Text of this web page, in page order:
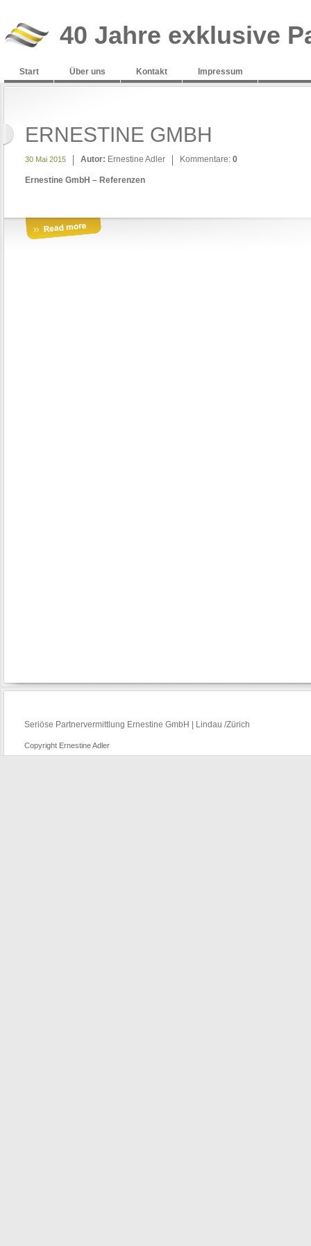
40 Jahre exklusive
Start Über uns Kontakt Impressum
ERNESTINE GMBH
30 Mai 2015 Autor: Ernestine Adler Kommentare: 0
Ernestine GmbH – Referenzen
Seriöse Partnervermittlung Ernestine GmbH | Lindau /Zürich
Copyright Ernestine Adler